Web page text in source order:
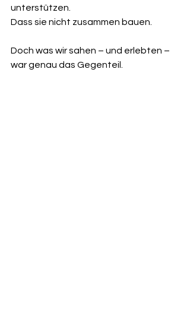
unterstützen.
Dass sie nicht zusammen bauen.
Doch was wir sahen – und erlebten –
war genau das Gegenteil.